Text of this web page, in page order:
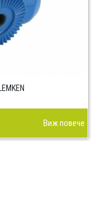
Виж повече